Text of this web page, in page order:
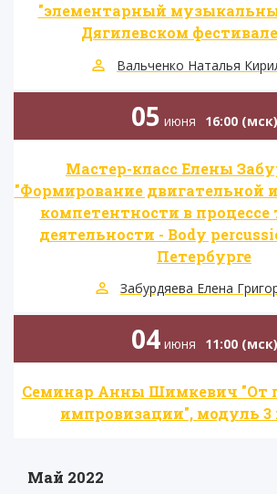
"элементарный
Дягилевском
Вальченко Наталья
05 июня 16:00 (мск)
Мастер-класс Елены
"Формирование двигательной
компетентности в процессе
деятельности - Body
Петербурге
Забурдяева Елена
04 июня 11:00 (мск)
Семинар Анны Шимкевич "От
импровизации", модуль 3
Май 2022